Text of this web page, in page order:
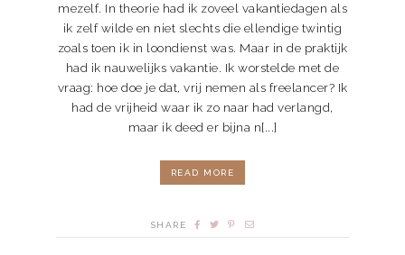
mezelf. In theorie had ik zoveel vakantiedagen als
ik zelf wilde en niet slechts die ellendige twintig
zoals toen ik in loondienst was. Maar in de praktijk
had ik nauwelijks vakantie. Ik worstelde met de
vraag: hoe doe je dat, vrij nemen als freelancer? Ik
had de vrijheid waar ik zo naar had verlangd,
maar ik deed er bijna n[...]
READ MORE
SHARE